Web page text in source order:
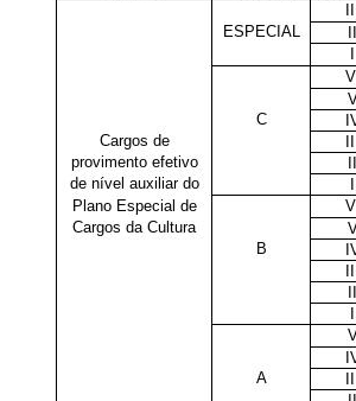
ESPECIAL
C
Cargos de
provimento efetivo
de nível auxiliar do
Plano Especial de
Cargos da Cultura
B
A